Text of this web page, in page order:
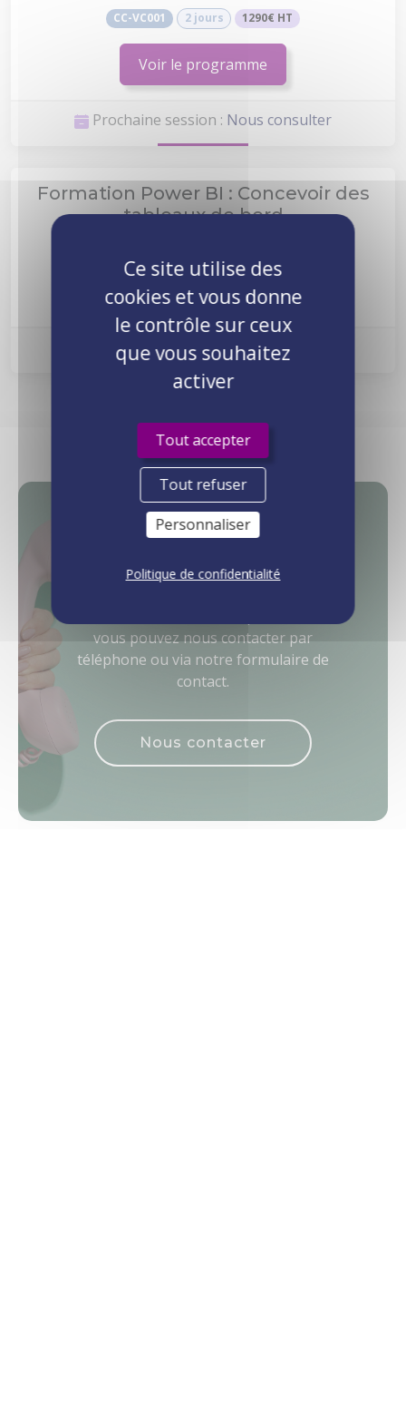
CC-VC001 2 jours 1290€ HT
Voir le programme
Prochaine session : Nous consulter
Formation Power BI : Concevoir des
tableaux de bord
Voir le programme
Prochaine session : Nous consulter
Besoin
d'informations ?
vous pouvez nous contacter par
téléphone ou via notre formulaire de
contact.
Nous contacter
Ce site utilise des
cookies et vous donne
le contrôle sur ceux
que vous souhaitez
activer
Tout accepter
Tout refuser
Personnaliser
Politique de confidentialité